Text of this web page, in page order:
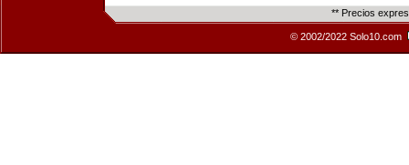
** Precios
© 2002/2022 Solo10.com